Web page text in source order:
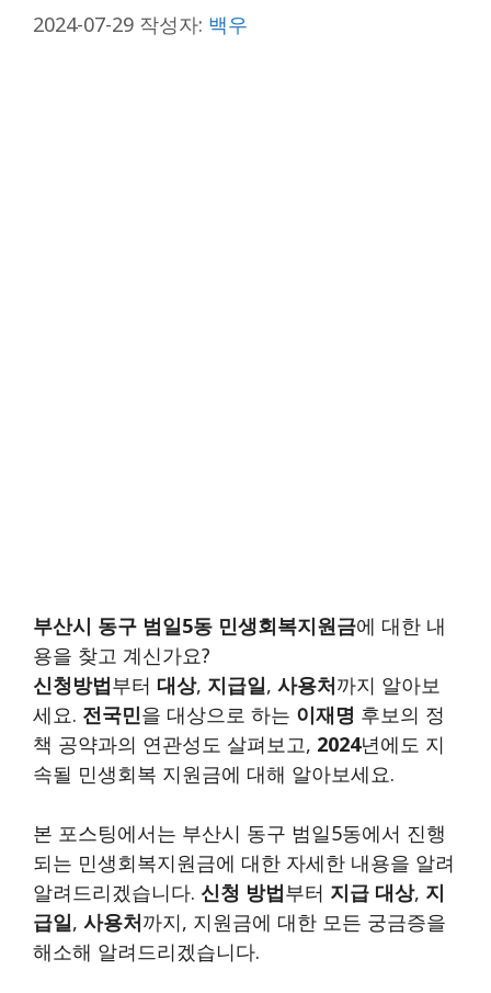
2024-07-29 작성자: 백우
부산시 동구 범일5동 민생회복지원금에 대한 내
용을 찾고 계신가요?
신청방법부터 대상, 지급일, 사용처까지 알아보
세요. 전국민을 대상으로 하는 이재명 후보의 정
책 공약과의 연관성도 살펴보고, 2024년에도 지
속될 민생회복 지원금에 대해 알아보세요.
본 포스팅에서는 부산시 동구 범일5동에서 진행
되는 민생회복지원금에 대한 자세한 내용을 알려
알려드리겠습니다. 신청 방법부터 지급 대상, 지
급일, 사용처까지, 지원금에 대한 모든 궁금증을
해소해 알려드리겠습니다.